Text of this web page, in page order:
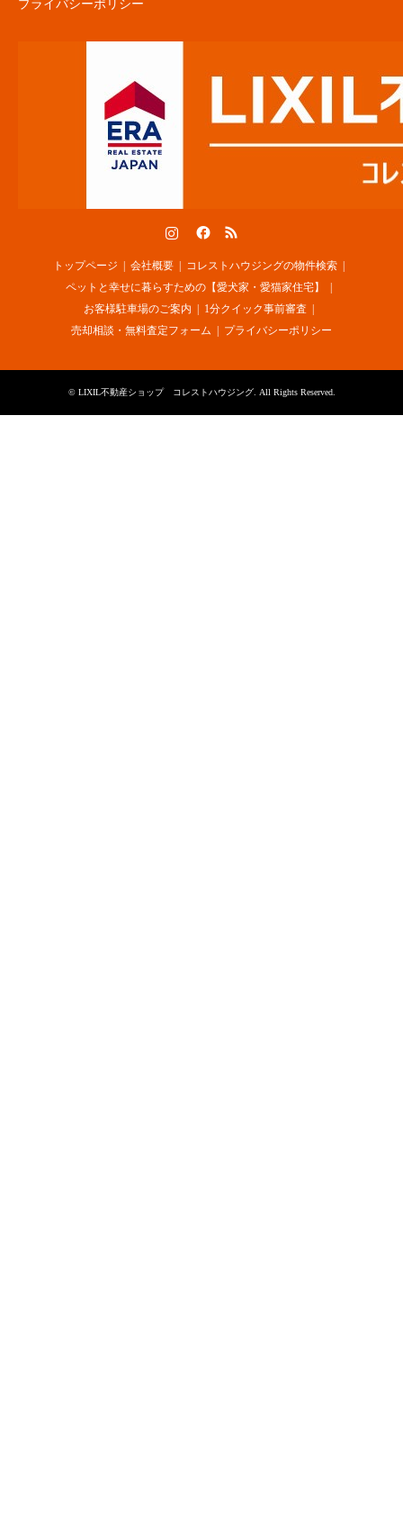
プライバシーポリシー
トップページ 会社概要
コレストハウジングの物件検索
ペットと幸せに暮らすための【愛犬家・愛猫家住宅】
お客様駐車場のご案内
1分クイック事前審査
売却相談・無料査定フォーム
プライバシーポリシー
© LIXIL不動産ショップ コレストハウジング. All Rights Reserved.